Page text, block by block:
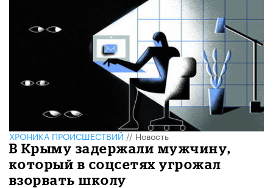
ХРОНИКА ПРОИСШЕСТВИЙ//Новость
В Крыму задержали мужчину,
который в соцсетях угрожал
взорвать школу